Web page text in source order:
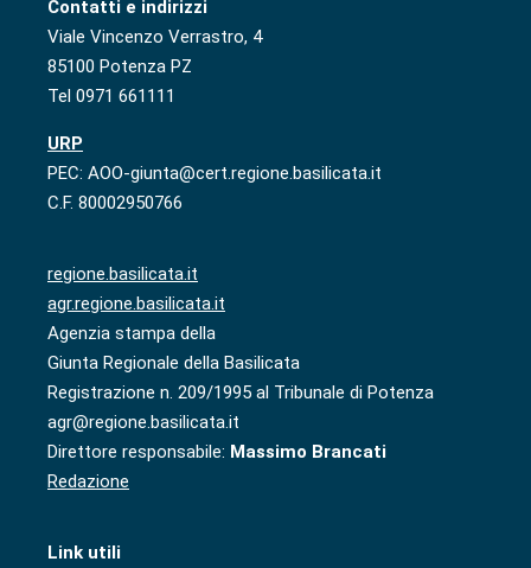
Contatti e indirizzi
Viale Vincenzo Verrastro, 4
85100 Potenza PZ
Tel 0971 661111
URP
PEC: AOO-giunta@cert.regione.basilicata.it
C.F. 80002950766
regione.basilicata.it
agr.regione.basilicata.it
Agenzia stampa della
Giunta Regionale della Basilicata
Registrazione n. 209/1995 al Tribunale di Potenza
agr@regione.basilicata.it
Direttore responsabile: Massimo Brancati
Redazione
Link utili